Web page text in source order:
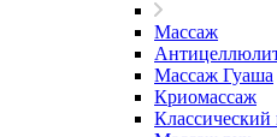
Массаж
Массаж Гуаша
Криомассаж
Классический